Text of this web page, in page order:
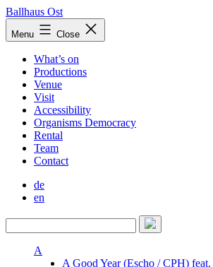
Skip
to
content
Ballhaus Ost
Ballhaus
Ost
Menu Close
What’s on
Productions
Venue
Visit
Accessibility
Organisms Democracy
Rental
Team
Contact
de
en
A
A Good Year (Escho / CPH)